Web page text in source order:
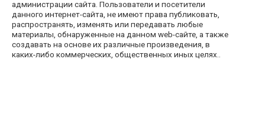
администрации сайта. Пользователи и посетители
данного интернет-сайта, не имеют права публиковать,
распространять, изменять или передавать любые
материалы, обнаруженные на данном web-сайте, а также
создавать на основе их различные произведения, в
каких-либо коммерческих, общественных иных целях..